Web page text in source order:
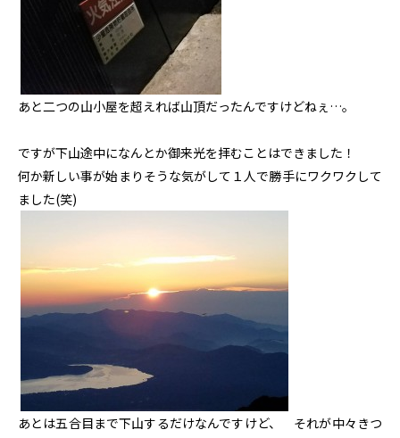
あと二つの山小屋を超えれば山頂だったんですけどねぇ…。
ですが下山途中になんとか御来光を拝むことはできました！
何か新しい事が始まりそうな気がして１人で勝手にワクワクして
ました(笑)
あとは五合目まで下山するだけなんですけど、 それが中々きつ